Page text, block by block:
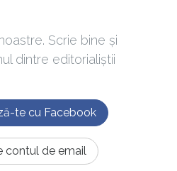
Scrie bine și
dintre editorialiștii
te cu Facebook
contul de email